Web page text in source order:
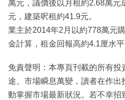
萬元，議價後以月租約2.68萬元
元，建築呎租約41.9元。
業主於2014年2月以約778萬元
金計算，租金回報高約4.1厘水平
免責聲明：本專頁刊載的所有投
途。市場瞬息萬變，讀者在作出
動掌握市場最新狀況。若不幸招